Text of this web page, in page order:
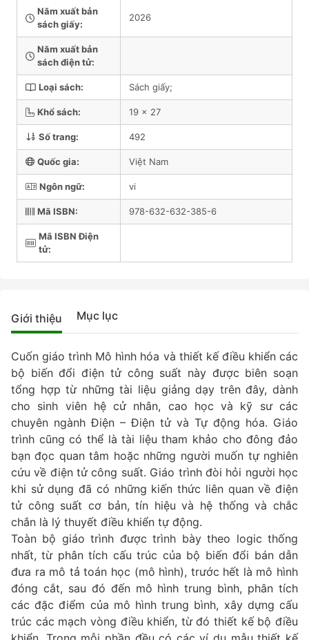
Năm xuất bản
sách giấy:
2026
Năm xuất bản
sách điện tử:
Loại sách: Sách giấy;
Khổ sách: 19 x 27
Số trang: 492
Quốc gia: Việt Nam
Ngôn ngữ: vi
Mã ISBN: 978-632-632-385-6
Mã ISBN Điện
tử:
Giới thiệu Mục lục
Cuốn giáo trình Mô hình hóa và thiết kế điều khiển các
bộ biến đổi điện tử công suất này được biên soạn
tổng hợp từ những tài liệu giảng dạy trên đây, dành
cho sinh viên hệ cử nhân, cao học và kỹ sư các
chuyên ngành Điện – Điện tử và Tự động hóa. Giáo
trình cũng có thể là tài liệu tham khảo cho đông đảo
bạn đọc quan tâm hoặc những người muốn tự nghiên
cứu về điện tử công suất. Giáo trình đòi hỏi người học
khi sử dụng đã có những kiến thức liên quan về điện
tử công suất cơ bản, tín hiệu và hệ thống và chắc
chắn là lý thuyết điều khiển tự động.
Toàn bộ giáo trình được trình bày theo logic thống
nhất, từ phân tích cấu trúc của bộ biến đổi bán dẫn
đưa ra mô tả toán học (mô hình), trước hết là mô hình
đóng cắt, sau đó đến mô hình trung bình, phân tích
các đặc điểm của mô hình trung bình, xây dựng cấu
trúc các mạch vòng điều khiển, từ đó thiết kế bộ điều